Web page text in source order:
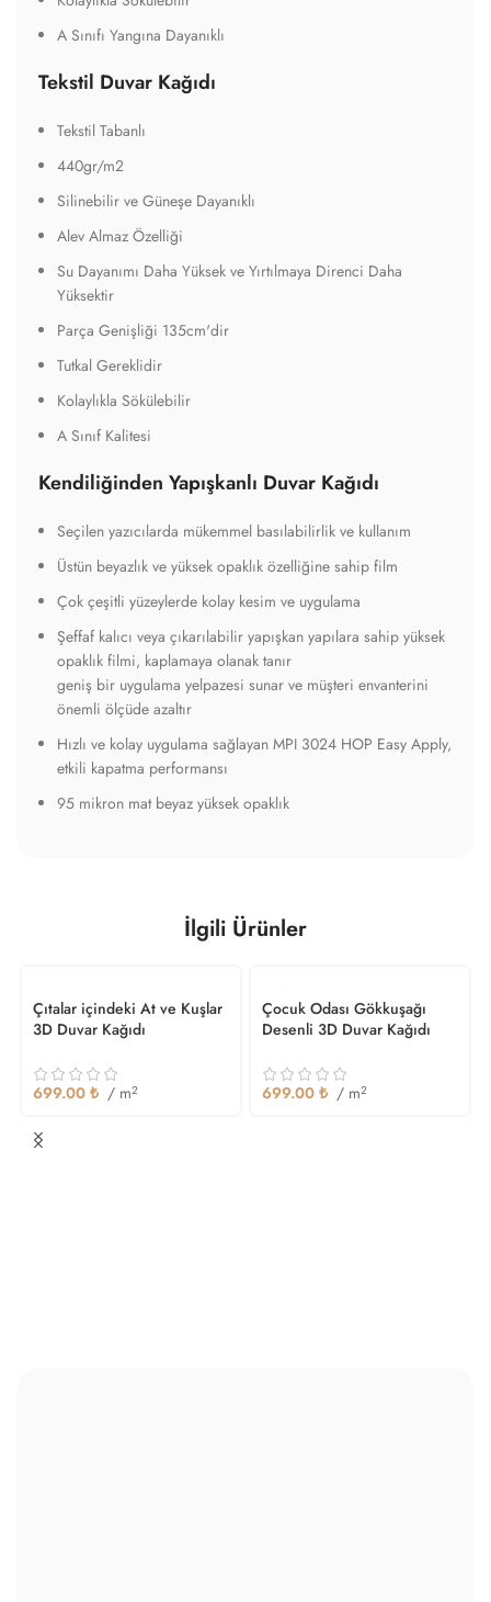
A Sınıfı Yangına Dayanıklı
Tekstil Duvar Kağıdı
Tekstil Tabanlı
440gr/m2
Silinebilir ve Güneşe Dayanıklı
Alev Almaz Özelliği
Su Dayanımı Daha Yüksek ve Yırtılmaya Direnci Daha
Yüksektir
Parça Genişliği 135cm'dir
Tutkal Gereklidir
Kolaylıkla Sökülebilir
A Sınıf Kalitesi
Kendiliğinden Yapışkanlı Duvar Kağıdı
Seçilen yazıcılarda mükemmel basılabilirlik ve kullanım
Üstün beyazlık ve yüksek opaklık özelliğine sahip film
Çok çeşitli yüzeylerde kolay kesim ve uygulama
Şeffaf kalıcı veya çıkarılabilir yapışkan yapılara sahip yüksek
opaklık filmi, kaplamaya olanak tanır
geniş bir uygulama yelpazesi sunar ve müşteri envanterini
önemli ölçüde azaltır
Hızlı ve kolay uygulama sağlayan MPI 3024 HOP Easy Apply,
etkili kapatma performansı
95 mikron mat beyaz yüksek opaklık
İlgili Ürünler
Çıtalar içindeki At ve Kuşlar
3D Duvar Kağıdı
699.00 ₺ / m2
Çocuk Odası Gökkuşağı
Desenli 3D Duvar Kağıdı
699.00 ₺ / m2